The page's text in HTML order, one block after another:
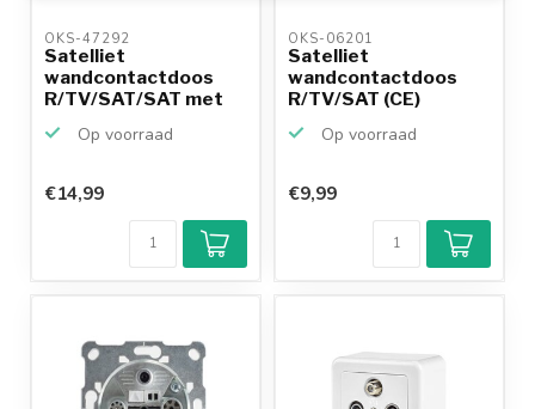
OKS-47292
Satelliet
wandcontactdoos
R/TV/SAT/SAT met
Op voorraad
€14,99
OKS-06201
Satelliet
wandcontactdoos
R/TV/SAT (CE)
Op voorraad
€9,99